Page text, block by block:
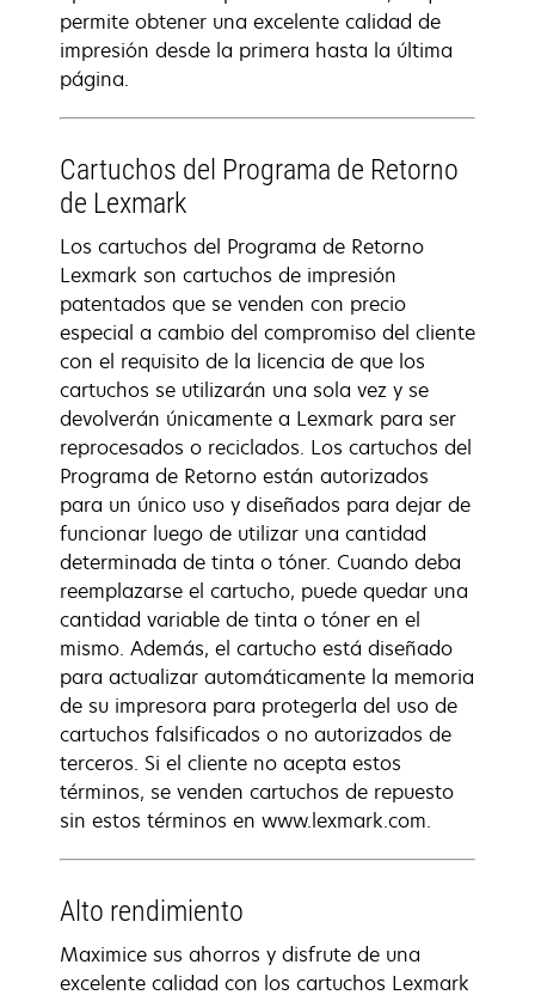
permite obtener una excelente calidad de
impresión desde la primera hasta la última
página.
Cartuchos del Programa de Retorno
de Lexmark
Los cartuchos del Programa de Retorno
Lexmark son cartuchos de impresión
patentados que se venden con precio
especial a cambio del compromiso del cliente
con el requisito de la licencia de que los
cartuchos se utilizarán una sola vez y se
devolverán únicamente a Lexmark para ser
reprocesados o reciclados. Los cartuchos del
Programa de Retorno están autorizados
para un único uso y diseñados para dejar de
funcionar luego de utilizar una cantidad
determinada de tinta o tóner. Cuando deba
reemplazarse el cartucho, puede quedar una
cantidad variable de tinta o tóner en el
mismo. Además, el cartucho está diseñado
para actualizar automáticamente la memoria
de su impresora para protegerla del uso de
cartuchos falsificados o no autorizados de
terceros. Si el cliente no acepta estos
términos, se venden cartuchos de repuesto
sin estos términos en www.lexmark.com.
Alto rendimiento
Maximice sus ahorros y disfrute de una
excelente calidad con los cartuchos Lexmark